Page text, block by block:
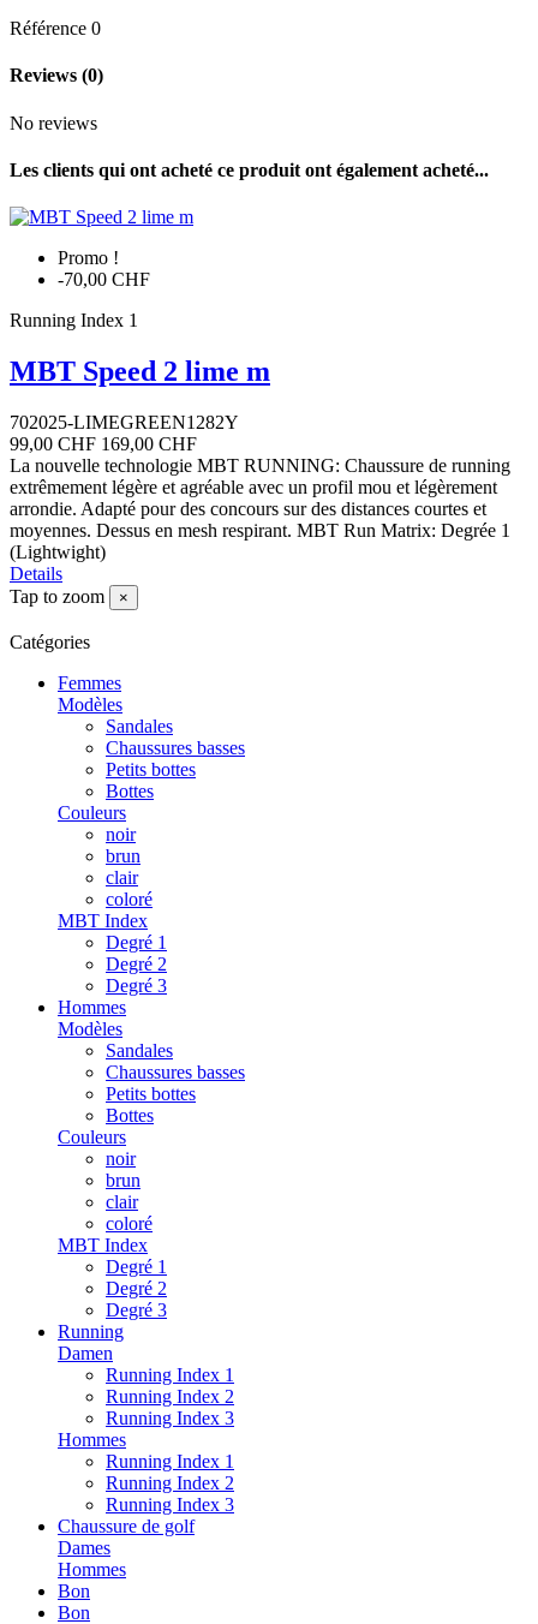
Référence 0
Reviews (0)
No reviews
Les clients qui ont acheté ce produit ont également acheté...
Promo !
-70,00 CHF
Running Index 1
MBT Speed 2 lime m
702025-LIMEGREEN1282Y
99,00 CHF 169,00 CHF
La nouvelle technologie MBT RUNNING: Chaussure de running
extrêmement légère et agréable avec un profil mou et légèrement
arrondie. Adapté pour des concours sur des distances courtes et
moyennes. Dessus en mesh respirant. MBT Run Matrix: Degrée 1
(Lightwight)
Details
Tap to zoom
×
Catégories
Femmes
Modèles
Sandales
Chaussures basses
Petits bottes
Bottes
Couleurs
noir
brun
clair
coloré
MBT Index
Degré 1
Degré 2
Degré 3
Hommes
Modèles
Sandales
Chaussures basses
Petits bottes
Bottes
Couleurs
noir
brun
clair
coloré
MBT Index
Degré 1
Degré 2
Degré 3
Running
Damen
Running Index 1
Running Index 2
Running Index 3
Hommes
Running Index 1
Running Index 2
Running Index 3
Chaussure de golf
Dames
Hommes
Bon
Bon